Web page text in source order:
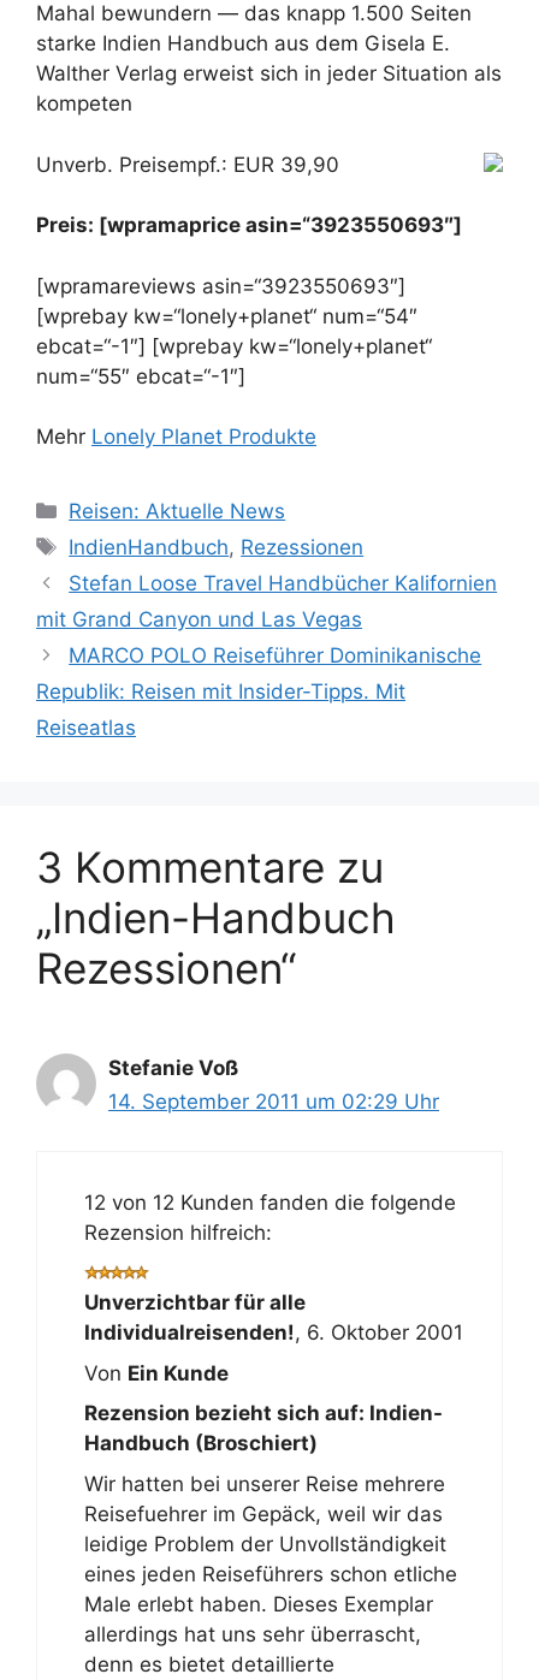
Mahal bewundern — das knapp 1.500 Seiten
starke Indien Handbuch aus dem Gisela E.
Walther Verlag erweist sich in jeder Situation als
kompeten
Unverb. Preisempf.: EUR 39,90
Preis: [wpramaprice asin=“3923550693″]
[wpramareviews asin=“3923550693″]
[wprebay kw=“lonely+planet“ num=“54″
ebcat=“-1″] [wprebay kw=“lonely+planet“
num=“55″ ebcat=“-1″]
Mehr Lonely Planet Produkte
Kategorien
Reisen: Aktuelle News
Schlagwörter
IndienHandbuch, Rezessionen
Stefan Loose Travel Handbücher Kalifornien
mit Grand Canyon und Las Vegas
MARCO POLO Reiseführer Dominikanische
Republik: Reisen mit Insider-Tipps. Mit
Reiseatlas
3 Kommentare zu
„Indien-Handbuch
Rezessionen“
Stefanie Voß
14. September 2011 um 02:29 Uhr
12 von 12 Kunden fanden die folgende
Rezension hilfreich:
Unverzichtbar für alle
Individualreisenden!, 6. Oktober 2001
Von Ein Kunde
Rezension bezieht sich auf: Indien-
Handbuch (Broschiert)
Wir hatten bei unserer Reise mehrere
Reisefuehrer im Gepäck, weil wir das
leidige Problem der Unvollständigkeit
eines jeden Reiseführers schon etliche
Male erlebt haben. Dieses Exemplar
allerdings hat uns sehr überrascht,
denn es bietet detaillierte